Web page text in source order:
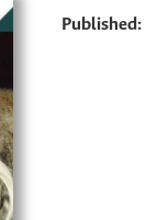
Published: